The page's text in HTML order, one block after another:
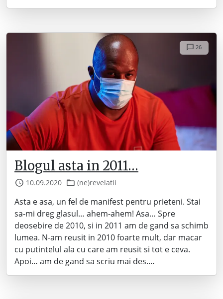
26
Blogul asta in 2011…
10.09.2020 (ne)revelatii
Asta e asa, un fel de manifest pentru prieteni. Stai
sa-mi dreg glasul… ahem-ahem! Asa… Spre
deosebire de 2010, si in 2011 am de gand sa schimb
lumea. N-am reusit in 2010 foarte mult, dar macar
cu putintelul ala cu care am reusit si tot e ceva.
Apoi… am de gand sa scriu mai des.…